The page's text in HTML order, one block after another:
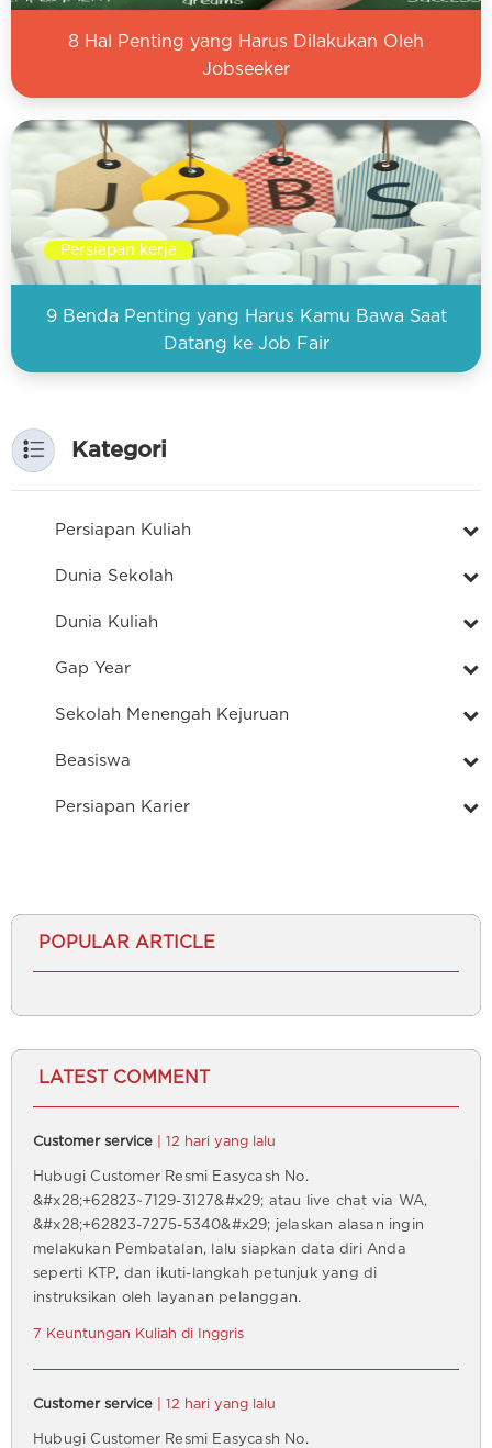
8 Hal Penting yang Harus Dilakukan Oleh
Jobseeker
Persiapan kerja
9 Benda Penting yang Harus Kamu Bawa Saat
Datang ke Job Fair
Kategori
Persiapan Kuliah
Dunia Sekolah
Dunia Kuliah
Gap Year
Sekolah Menengah Kejuruan
Beasiswa
Persiapan Karier
POPULAR ARTICLE
LATEST COMMENT
Customer service | 12 hari yang lalu
Hubugi Customer Resmi Easycash No.
&#x28;+62823~7129-3127&#x29; atau live chat via WA,
&#x28;+62823-7275-5340&#x29; jelaskan alasan ingin
melakukan Pembatalan, lalu siapkan data diri Anda
seperti KTP, dan ikuti-langkah petunjuk yang di
instruksikan oleh layanan pelanggan.
7 Keuntungan Kuliah di Inggris
Customer service | 12 hari yang lalu
Hubugi Customer Resmi Easycash No.